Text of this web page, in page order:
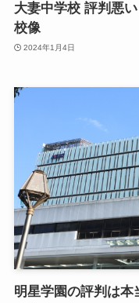
大妻中学校 評判悪
校像
2024年1月4日
明星学園の評判は本